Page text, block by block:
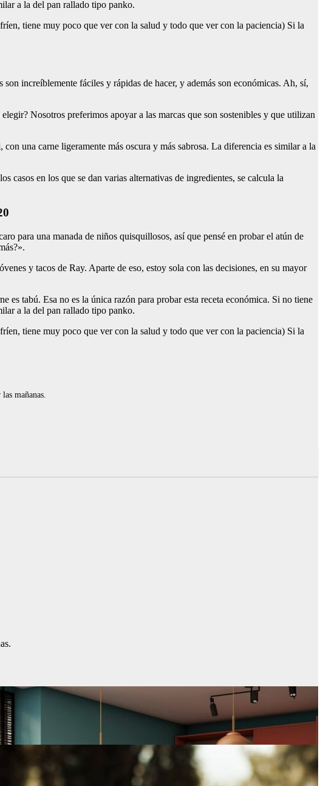
a la del pan rallado tipo panko.
tiene muy poco que ver con la salud y todo que ver con la paciencia) Si la
increíblemente fáciles y rápidas de hacer, y además son económicas. Ah, sí,
Nosotros preferimos apoyar a las marcas que son sostenibles y que utilizan
una carne ligeramente más oscura y más sabrosa. La diferencia es similar a la
casos en los que se dan varias alternativas de ingredientes, se calcula la
para una manada de niños quisquillosos, así que pensé en probar el atún de
y tacos de Ray. Aparte de eso, estoy sola con las decisiones, en su mayor
es tabú. Esa no es la única razón para probar esta receta económica. Si no tiene
a la del pan rallado tipo panko.
tiene muy poco que ver con la salud y todo que ver con la paciencia) Si la
mañanas.